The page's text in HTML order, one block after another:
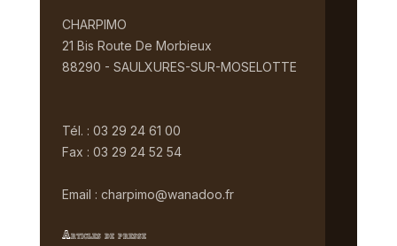
CHARPIMO
21 Bis Route De Morbieux
88290 - SAULXURES-SUR-MOSELOTTE
Tél. : 03 29 24 61 00
Fax : 03 29 24 52 54
Email : charpimo@wanadoo.fr
Articles de presse